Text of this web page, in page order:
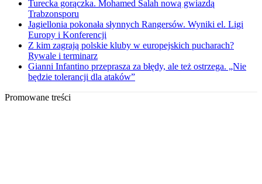
Turecka gorączka. Mohamed Salah nową gwiazdą
Trabzonsporu
Jagiellonia pokonała słynnych Rangersów. Wyniki el. Ligi
Europy i Konferencji
Z kim zagrają polskie kluby w europejskich pucharach?
Rywale i terminarz
Gianni Infantino przeprasza za błędy, ale też ostrzega. „Nie
będzie tolerancji dla ataków”
Promowane treści